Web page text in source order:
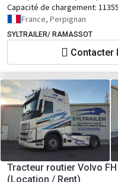
Capacité de chargement:
France, Perpignan
SYLTRAILER/ RAMASSOT
Contacter
Tracteur routier Volvo
(Location / Rent)